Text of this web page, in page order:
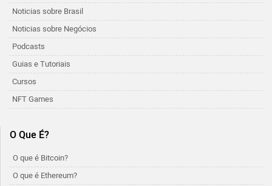
Noticias sobre Brasil
Noticias sobre Negócios
Podcasts
Guias e Tutoriais
Cursos
NFT Games
O Que É?
O que é Bitcoin?
O que é Ethereum?